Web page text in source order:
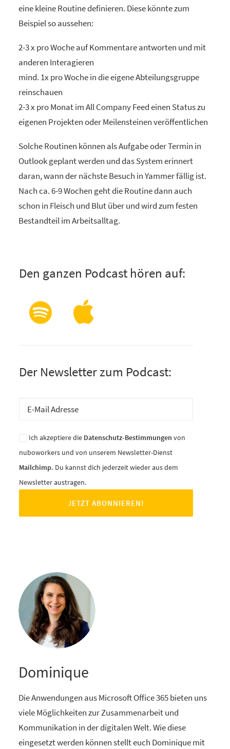
eine kleine Routine definieren. Diese könnte zum
Beispiel so aussehen:
2-3 x pro Woche auf Kommentare antworten und mit
anderen Interagieren
mind. 1x pro Woche in die eigene Abteilungsgruppe
reinschauen
2-3 x pro Monat im All Company Feed einen Status zu
eigenen Projekten oder Meilensteinen veröffentlichen
Solche Routinen können als Aufgabe oder Termin in
Outlook geplant werden und das System erinnert
daran, wann der nächste Besuch in Yammer fällig ist.
Nach ca. 6-9 Wochen geht die Routine dann auch
schon in Fleisch und Blut über und wird zum festen
Bestandteil im Arbeitsalltag.
Den ganzen Podcast hören auf:
Der Newsletter zum Podcast:
Ich akzeptiere die Datenschutz-Bestimmungen von
nuboworkers und von unserem Newsletter-Dienst
Mailchimp. Du kannst dich jederzeit wieder aus dem
Newsletter austragen.
Dominique
Die Anwendungen aus Microsoft Office 365 bieten uns
viele Möglichkeiten zur Zusammenarbeit und
Kommunikation in der digitalen Welt. Wie diese
eingesetzt werden können stellt euch Dominique mit